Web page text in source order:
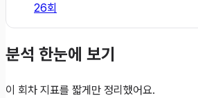
26회
분석 한눈에 보기
이 회차 지표를 짧게만 정리했어요.